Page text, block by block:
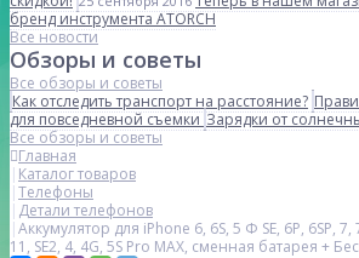
бренд инструмента ATORCH
Все новости
Обзоры и советы
Все обзоры и советы
Как отследить транспорт на расстояние?
для повседневной съемкиЗарядки от
Все обзоры и советы
Главная
Каталог товаров
Телефоны
Детали телефонов
Аккумулятор для iPhone 6, 6S, 5 Φ SE, 6P, 6SP, 7,
11, SE2, 4, 4G, 5S Pro MAX, сменная батарея +